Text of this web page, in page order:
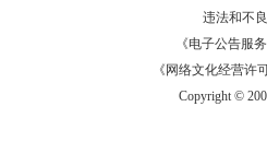
违法和不
《电子公告服务
《网络文化经营许
Copyright ©